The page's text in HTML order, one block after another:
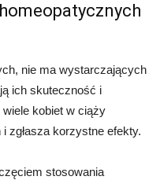
nie ma wystarczających
ich skuteczność i
kobiet w ciąży
zgłasza korzystne efekty.
stosowania